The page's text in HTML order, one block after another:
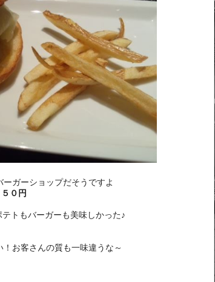
ガーショップだそうですよ
０円
トもバーガーも美味しかった♪
お客さんの質も一味違うな～